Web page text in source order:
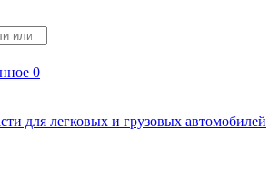
0
для легковых и грузовых автомобилей